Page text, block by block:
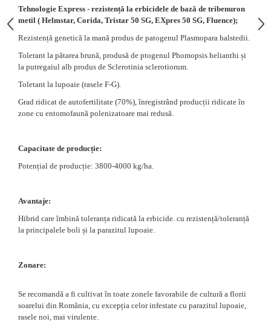
Tehnologie Express - rezistență la erbicidele de bază de tribenuron
metil ( Helmstar, Corida, Tristar 50 SG, EXpres 50 SG, Fluence);
Rezistență genetică la mană produs de patogenul Plasmopara halstedii.
Tolerant la pătarea brună, produsă de ptogenul Phomopsis helianthi și
la putregaiul alb produs de Sclerotinia sclerotiorum.
Toletant la lupoaie (rasele F-G).
Grad ridicat de autofertilitate (70%), înregistrând producții ridicate în
zone cu entomofaună polenizatoare mai redusă.
Capacitate de producție:
Potențial de producție: 3800-4000 kg/ha.
Avantaje:
Hibrid care îmbină toleranța ridicată la erbicide. cu rezistență/toleranță
la principalele boli și la parazitul lupoaie.
Zonare:
Se recomandă a fi cultivat în toate zonele favorabile de cultură a florii
soarelui din România, cu excepția celor infestate cu parazitul lupoaie,
rasele noi, mai virulente.